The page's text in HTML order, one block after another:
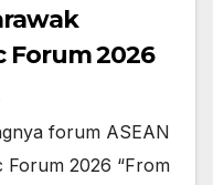
Forum 2026
forum ASEAN
Forum 2026 “From